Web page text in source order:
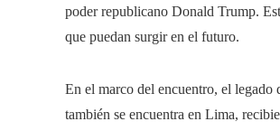
poder republicano Donald Trump.
que puedan surgir en el futuro.
En el marco del encuentro, el
también se encuentra en Lima,